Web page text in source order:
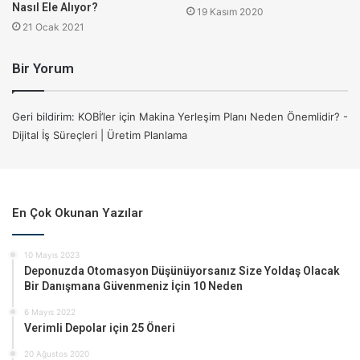
kutular ile modellenmesidir. Montaj istasyonları, malzeme
Nasıl Ele Alıyor?
21 Ocak 2021
19 Kasım 2020
Bir Yorum
Geri bildirim: KOBİ’ler için Makina Yerleşim Planı Neden Önemlidir? -
Dijital İş Süreçleri | Üretim Planlama
En Çok Okunan Yazılar
10 Mayıs 2023
Deponuzda Otomasyon Düşünüyorsanız Size Yoldaş Olacak
Bir Danışmana Güvenmeniz İçin 10 Neden
6 Mayıs 2022
Verimli Depolar için 25 Öneri
20 Ağustos 2020